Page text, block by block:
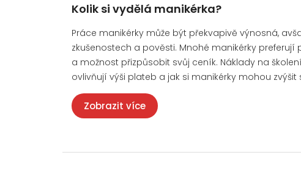
Kolik si vydělá manikérka?
Práce manikérky může být překvapivě výnosná,
zkušenostech a pověsti. Mnohé manikérky
a možnost přizpůsobit svůj ceník. Náklady na
ovlivňují výši plateb a jak si manikérky mohou zvýšit
Zobrazit více